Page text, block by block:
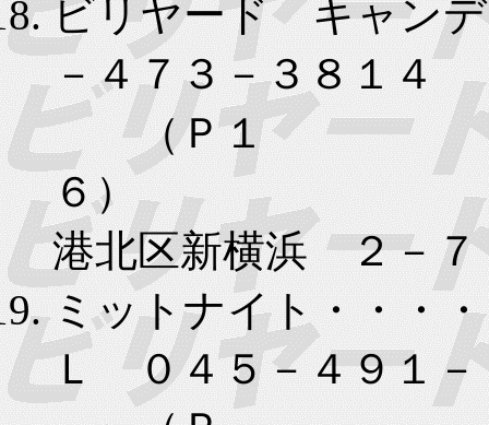
ビリヤード キャン
－４７３－３８１４
（Ｐ１
６）
港北区新横浜 ２－
ミットナイト・・・
Ｌ ０４５－４９１－